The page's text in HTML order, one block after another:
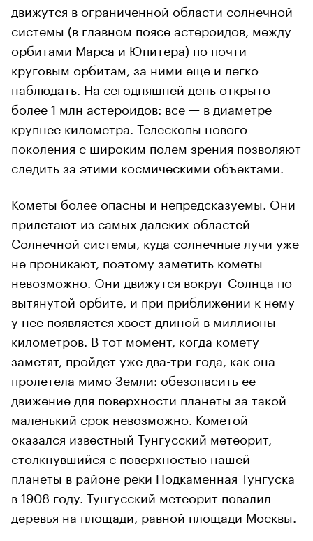
движутся в ограниченной области солнечной
системы (в главном поясе астероидов, между
орбитами Марса и Юпитера) по почти
круговым орбитам, за ними еще и легко
наблюдать. На сегодняшней день открыто
более 1 млн астероидов: все — в диаметре
крупнее километра. Телескопы нового
поколения с широким полем зрения позволяют
следить за этими космическими объектами.
Кометы более опасны и непредсказуемы. Они
прилетают из самых далеких областей
Солнечной системы, куда солнечные лучи уже
не проникают, поэтому заметить кометы
невозможно. Они движутся вокруг Солнца по
вытянутой орбите, и при приближении к нему
у нее появляется хвост длиной в миллионы
километров. В тот момент, когда комету
заметят, пройдет уже два-три года, как она
пролетела мимо Земли: обезопасить ее
движение для поверхности планеты за такой
маленький срок невозможно. Кометой
оказался известный Тунгусский метеорит,
столкнувшийся с поверхностью нашей
планеты в районе реки Подкаменная Тунгуска
в 1908 году. Тунгусский метеорит повалил
деревья на площади, равной площади Москвы.